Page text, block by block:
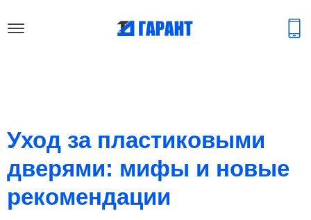
Уход за пластиковыми
дверями: мифы и новые
рекомендации